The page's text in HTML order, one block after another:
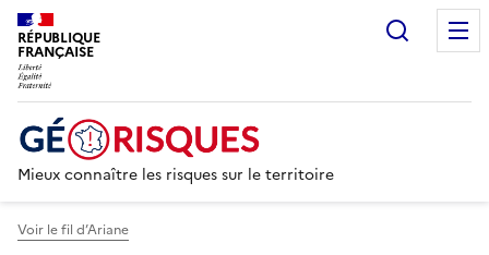
RÉPUBLIQUE
FRANÇAISE
Mieux connaître les risques sur le territoire
Voir le fil d’Ariane